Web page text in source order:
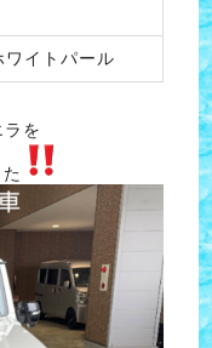
ワイトパール
を